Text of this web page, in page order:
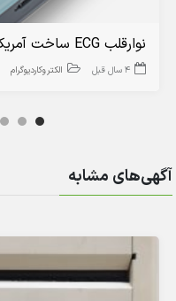
نوارقلب ECG ساخت آمریکا
4 سال قبل الکتروکاردیوگرام
آگهی‌های مشابه